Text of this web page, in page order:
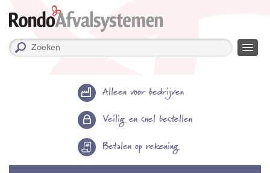
Alleen voor bedrijven
Veilig en snel bestellen
Betalen op rekening